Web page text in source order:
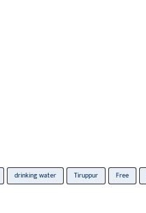
drinking water Tiruppur Free